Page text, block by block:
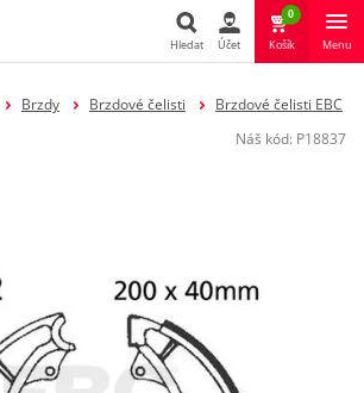
Hledat
Hledat Účet
0
Košík Menu
Brzdy Brzdové čelisti
Brzdové čelisti EBC
Náš kód: P18837